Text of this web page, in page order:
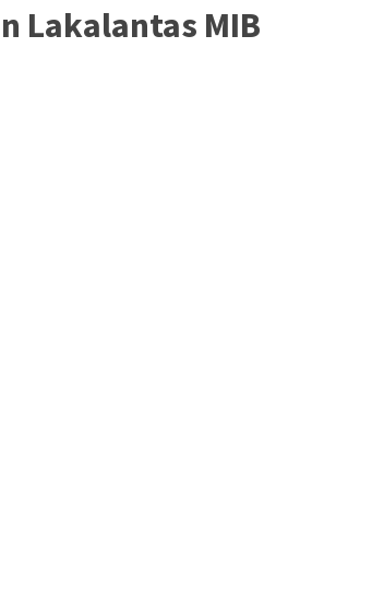
Lakalantas MIB